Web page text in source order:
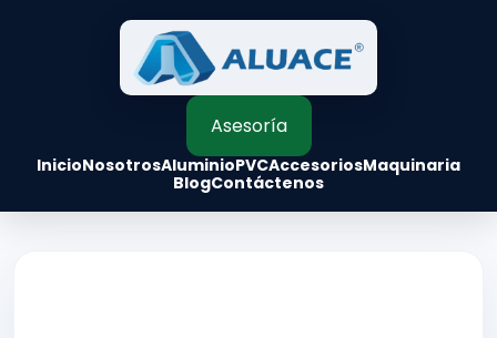
InicioNosotrosAluminioPVCAccesoriosMaquinaria
BlogContáctenos
Asesoría